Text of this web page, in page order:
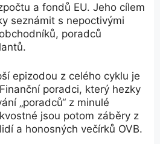
a fondů EU. Jeho cílem
seznámit s nepoctivými
poradců
epizodou z celého cyklu je
poradci, který hezky
„poradců“ z minulé
jsou potom záběry z
a honosných večírků OVB.